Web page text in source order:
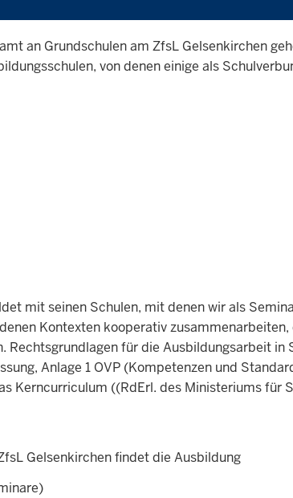
an Grundschulen am ZfsL Gelsenkirchen
von denen einige als
mit seinen Schulen, mit denen wir als
Kontexten kooperativ
Rechtsgrundlagen für die Ausbildungsarbeit in
Anlage 1 OVP (Kompetenzen und
Kerncurriculum ((RdErl. des Ministeriums für
Gelsenkirchen findet die Ausbildung